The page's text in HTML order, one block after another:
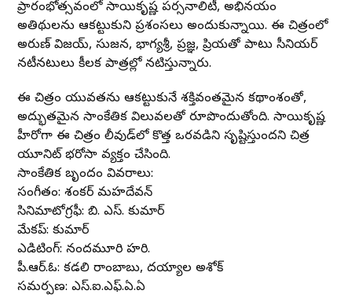
ప్రారంభోత్సవంలో సాయికృష్ణ పర్సనాలిటీ, అభినయం
అతిథులను ఆకట్టుకుని ప్రశంసలు అందుకున్నాయి. ఈ చిత్రంలో
అరుణ్ విజయ్, సుజన, భాగ్యశ్రీ, ప్రజ్ఞ, ప్రియతో పాటు సీనియర్
నటీనటులు కీలక పాత్రల్లో నటిస్తున్నారు.
ఈ చిత్రం యువతను ఆకట్టుకునే శక్తివంతమైన కథాంశంతో,
అద్భుతమైన సాంకేతిక విలువలతో రూపొందుతోంది. సాయికృష్ణ
హీరోగా ఈ చిత్రం టాలీవుడ్‌లో కొత్త ఒరవడిని సృష్టిస్తుందని చిత్ర
యూనిట్ భరోసా వ్యక్తం చేసింది.
సాంకేతిక బృందం వివరాలు:
సంగీతం: శంకర్ మహదేవన్
సినిమాటోగ్రఫీ: బి. ఎస్. కుమార్
మేకప్: కుమార్
ఎడిటింగ్: నందమూరి హరి.
పీ.ఆర్.ఓ: కడలి రాంబాబు, దయ్యాల అశోక్
సమర్పణ: ఎస్.ఐ.ఎఫ్.ఏ.ఏ